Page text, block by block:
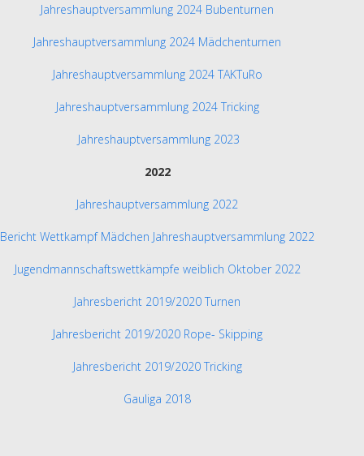
Jahreshauptversammlung 2024 Bubenturnen
Jahreshauptversammlung 2024 Mädchenturnen
Jahreshauptversammlung 2024 TAKTuRo
Jahreshauptversammlung 2024 Tricking
Jahreshauptversammlung 2023
2022
Jahreshauptversammlung 2022
Bericht Wettkampf Mädchen Jahreshauptversammlung 2022
Jugendmannschaftswettkämpfe weiblich Oktober 2022
Jahresbericht 2019/2020 Turnen
Jahresbericht 2019/2020 Rope- Skipping
Jahresbericht 2019/2020 Tricking
Gauliga 2018